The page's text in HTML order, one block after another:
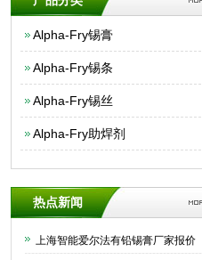
Alpha-Fry锡膏
Alpha-Fry锡条
Alpha-Fry锡丝
Alpha-Fry助焊剂
热点新闻
上海智能爱尔法有铅锡膏厂家报价